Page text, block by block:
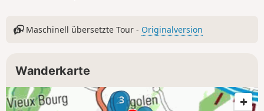
Maschinell übersetzte Tour - Originalversion
Wanderkarte
123